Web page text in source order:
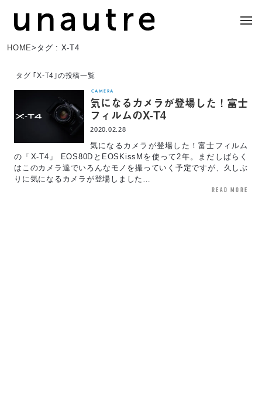
HOME> タグ : X-T4
タグ ｢X-T4｣の投稿一覧
CAMERA
気になるカメラが登場した！富士
フィルムのX-T4
2020.02.28
気になるカメラが登場した！富士フィルム
の「X-T4」 EOS80DとEOSKissMを使って2年。まだしばらく
はこのカメラ達でいろんなモノを撮っていく予定ですが、久しぶ
りに気になるカメラが登場しました…
read more